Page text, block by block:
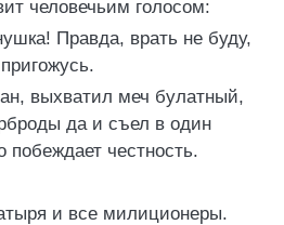
человечьим голосом:
Правда, врать не буду,
выхватил меч булатный,
да и съел в один
побеждает честность.
и все милиционеры.